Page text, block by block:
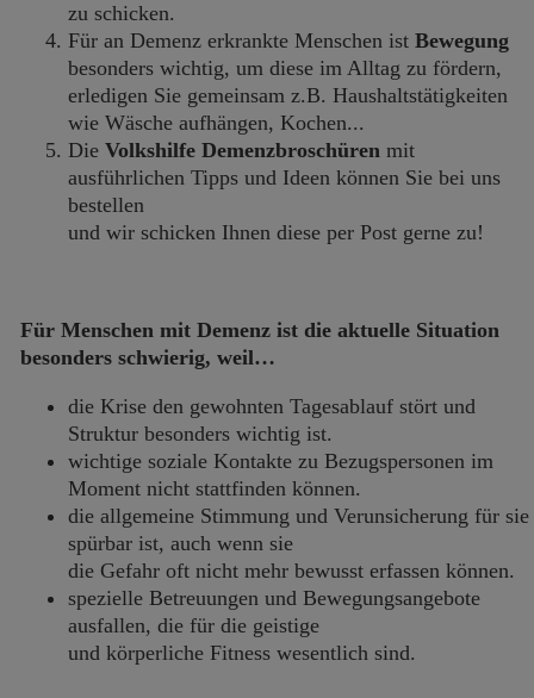
zu schicken.
Für an Demenz erkrankte Menschen ist Bewegung
besonders wichtig, um diese im Alltag zu fördern,
erledigen Sie gemeinsam z.B. Haushaltstätigkeiten
wie Wäsche aufhängen, Kochen...
Die Volkshilfe Demenzbroschüren mit
ausführlichen Tipps und Ideen können Sie bei uns
bestellen
und wir schicken Ihnen diese per Post gerne zu!
Für Menschen mit Demenz ist die aktuelle Situation
besonders schwierig, weil…
die Krise den gewohnten Tagesablauf stört und
Struktur besonders wichtig ist.
wichtige soziale Kontakte zu Bezugspersonen im
Moment nicht stattfinden können.
die allgemeine Stimmung und Verunsicherung für sie
spürbar ist, auch wenn sie
die Gefahr oft nicht mehr bewusst erfassen können.
spezielle Betreuungen und Bewegungsangebote
ausfallen, die für die geistige
und körperliche Fitness wesentlich sind.